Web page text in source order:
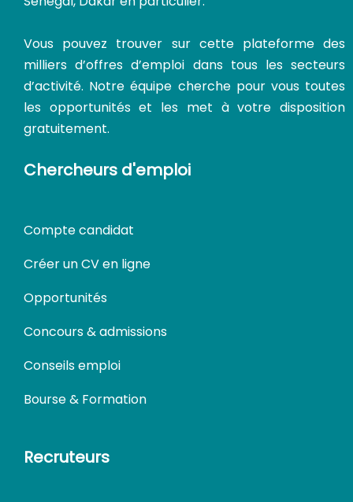
Vous pouvez trouver sur cette plateforme des
milliers d’offres d’emploi dans tous les secteurs
d’activité. Notre équipe cherche pour vous toutes
les opportunités et les met à votre disposition
gratuitement.
Chercheurs d'emploi
Compte candidat
Créer un CV en ligne
Opportunités
Concours & admissions
Conseils emploi
Bourse & Formation
Recruteurs